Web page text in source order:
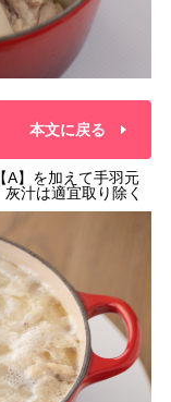
本文に戻る
A】を加えて手羽元
汁は適宜取り除く